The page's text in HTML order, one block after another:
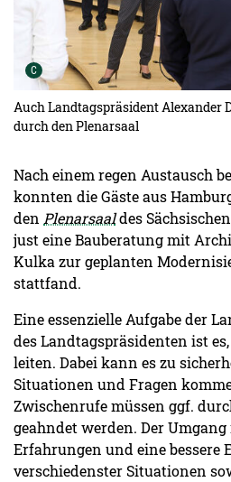
C Urheber der Grafik:
Auch Landtagspräsident Alexander
durch den Plenarsaal
Nach einem regen Austausch
konnten die Gäste aus
den Plenarsaaldes
just eine Bauberatung mit
Kulka zur geplanten
stattfand.
Eine essenzielle Aufgabe der
des Landtagspräsidenten ist
leiten. Dabei kann es zu
Situationen und Fragen
Zwischenrufe müssen ggf.
geahndet werden. Der
Erfahrungen und eine bessere
verschiedenster Situationen